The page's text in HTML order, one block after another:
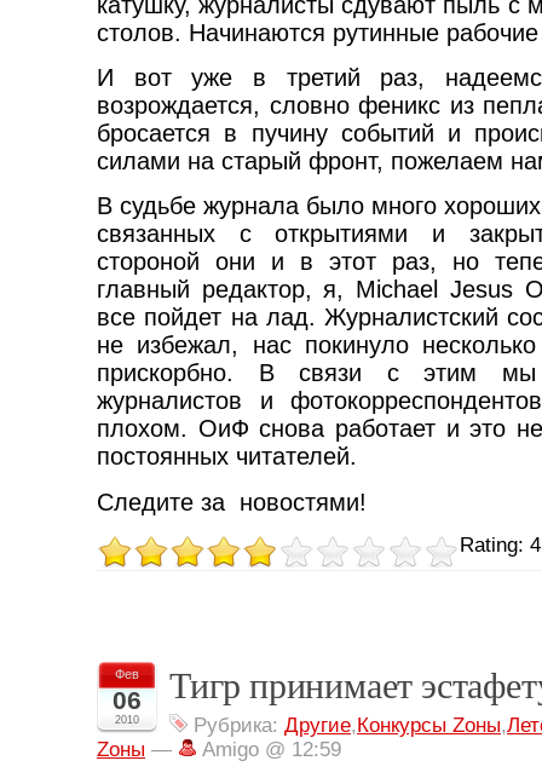
столов. Начинаются рутинные
И вот уже в третий раз,
возрождается, словно феникс из
бросается в пучину событий и
силами на старый фронт, пожелаем
В судьбе журнала было много
связанных с открытиями и
стороной они и в этот раз, но
главный редактор, я, Michael Jesus
все пойдет на лад. Журналистский
не избежал, нас покинуло
прискорбно. В связи с этим мы
журналистов и
плохом. ОиФ снова работает и это
постоянных читателей.
Следите за новостями!
Rating:
Фев
06
2010
Тигр принимает
Рубрика: Другие, Конкурсы Zоны,
Zоны — Amigo @ 12:59